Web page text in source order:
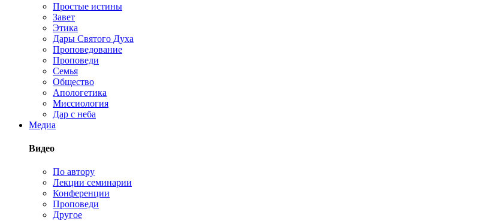
Простые истины
Завет
Этика
Дары Святого Духа
Проповедование
Проповеди
Семья
Общество
Апологетика
Миссиология
Дар с неба
Медиа
Видео
По автору
Лекции семинарии
Конференции
Проповеди
Другое